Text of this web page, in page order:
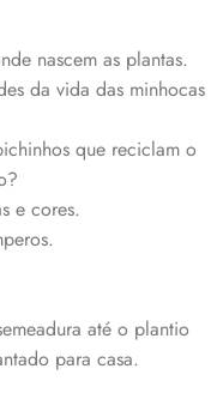
nascem as plantas.
da vida das minhocas
que reciclam o
e cores.
até o plantio
para casa.